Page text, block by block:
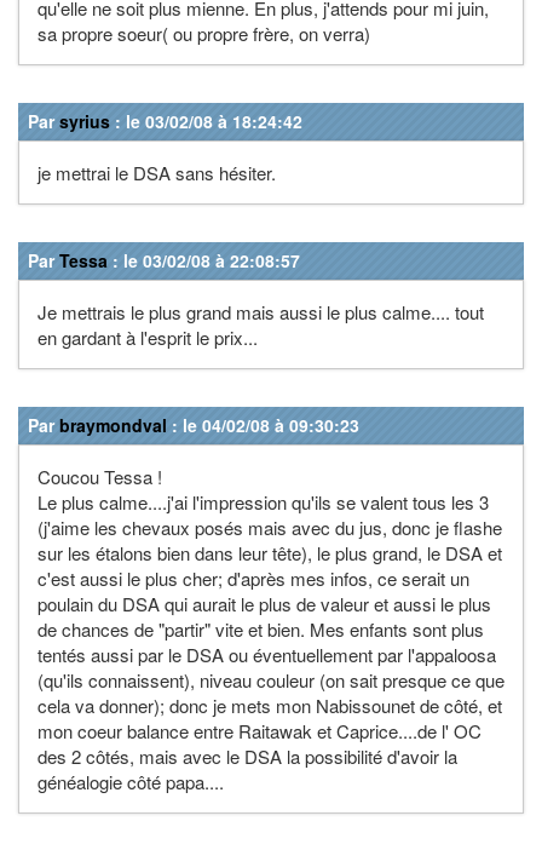
qu'elle ne soit plus mienne. En plus, j'attends pour mi juin,
sa propre soeur( ou propre frère, on verra)
Parsyrius : le 03/02/08 à 18:24:42
je mettrai le DSA sans hésiter.
ParTessa : le 03/02/08 à 22:08:57
Je mettrais le plus grand mais aussi le plus calme.... tout
en gardant à l'esprit le prix...
Parbraymondval : le 04/02/08 à 09:30:23
Coucou Tessa !
Le plus calme....j'ai l'impression qu'ils se valent tous les 3
(j'aime les chevaux posés mais avec du jus, donc je flashe
sur les étalons bien dans leur tête), le plus grand, le DSA et
c'est aussi le plus cher; d'après mes infos, ce serait un
poulain du DSA qui aurait le plus de valeur et aussi le plus
de chances de "partir" vite et bien. Mes enfants sont plus
tentés aussi par le DSA ou éventuellement par l'appaloosa
(qu'ils connaissent), niveau couleur (on sait presque ce que
cela va donner); donc je mets mon Nabissounet de côté, et
mon coeur balance entre Raitawak et Caprice....de l' OC
des 2 côtés, mais avec le DSA la possibilité d'avoir la
généalogie côté papa....